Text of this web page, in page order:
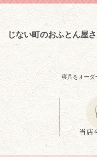
じない町のおふとん屋
寝具をオーダ